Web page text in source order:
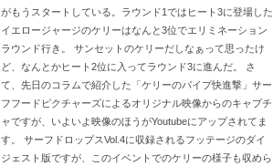
がもうスタートしている。ラウンド1ではヒート3に登場した
イエロージャージのケリーはなんと3位でエリミネーション
ラウンド行き。 サンセットのケリーだしなぁって思ったけ
ど、なんとかヒート2位に入ってラウンド3に進んだ。 さ
て、先日のコラムで紹介した「ケリーのパイプ快進撃」サー
フフードピクチャーズによるオリジナル映像からのキャプチ
ャですが、いよいよ映像のほうがYoutubeにアップされてま
す。 サーフドロップスVol.4に収録されるフッテージのダイ
ジェスト版ですが、このイベントでのケリーの様子も収めら